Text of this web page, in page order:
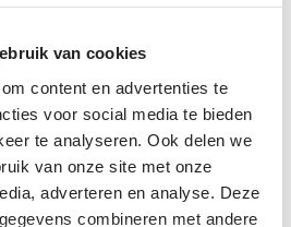
van cookies
content en advertenties te
voor social media te bieden
te analyseren. Ook delen we
van onze site met onze
adverteren en analyse. Deze
combineren met andere
Door menstruatieproducten
te stellen zetten we
en het bevorderen van
leerlingen.”